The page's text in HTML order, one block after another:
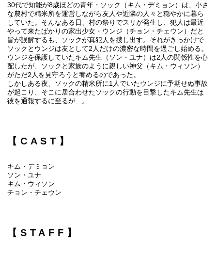
30代で知能が8歳ほどの青年・ソック（キム・デミョン）は、小さ
な農村で精米所を運営しながら友人や近隣の人々と穏やかに暮ら
していた。そんなある日、村の祭りでスリが発生し、犯人は最近
やって来たばかりの家出少女・ウンジ（チョン・チェウン）だと
皆が誤解するも、ソックが真犯人を捜し出す。それがきっかけで
ソックとウンジは友として2人だけの濃密な時間を過ごし始める。
ウンジを保護していたキム先生（ソン・ユナ）は2人の関係性を心
配したが、ソックと家族のように親しい神父（キム・ウィソン）
がただ2人を見守ろうと宥めるのであった。
しかしある夜、ソックの精米所に1人でいたウンジに予期せぬ事故
が起こり、そこに居合わせたソックの行動を目撃したキム先生は
彼を通報するに至るが…。
【CAST】
キム・デミョン
ソン・ユナ
キム・ウィソン
チョン・チェウン
【STAFF】